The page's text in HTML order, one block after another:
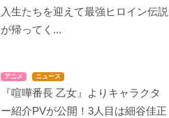
入生たちを迎えて最強ヒロイン伝説
が帰ってく...
アニメ ニュース
『喧嘩番長 乙女』よりキャラクタ
ー紹介PVが公開！3人目は細谷佳正